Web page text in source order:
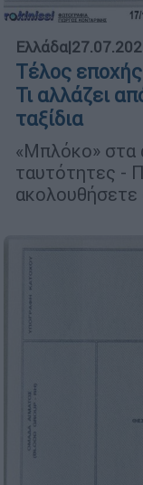
Ελλάδα|
Τέλος
Τι αλλάζει
ταξίδια
«Μπλόκο» στα
ταυτότητες -
ακολουθήσετε